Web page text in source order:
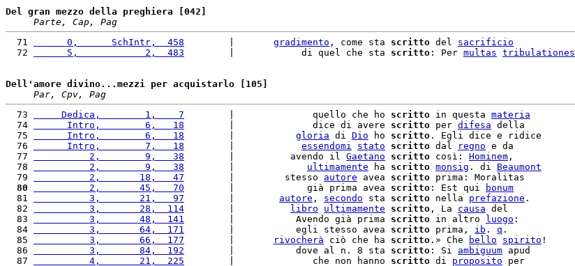
Del gran mezzo della preghiera [042]
Parte, Cap, Pag
  71
      0,      SchIntr,  458
gradimento , come sta scritto del sacrificio
  72
      5,            2,  483
        |            di quel che sta
scritto : Per multas tribulationes
Dell'amore divino...mezzi per acquistarlo [105]
Par, Cpv, Pag
  73
     Dedica,        1,    7
        |              quello che ho
scritto in questa materia
  74
      Intro,        6,   18
        |              dice di avere
scritto per difesa della
  75
      Intro,        6,   18
gloria di Dio ho scritto . Egli dice e ridice
  76
      Intro,        7,   18
essendomi stato scritto dal regno e da
  77
          2,        9,   38
        |          avendo il
Gaetano scritto così: Hominem ,
  78
          2,        9,   38
ultimamente ha scritto monsig . di Beaumont
  79
          2,       18,   47
        |         stesso
autore avea scritto
  80
          2,       45,   70
        |             già prima avea
scritto : Est qui
bonum
  81
          3,       21,   97
autore , secondo sta scritto nella prefazione .
  82
          3,       28,  114
libro ultimamente scritto , La causa del
  83
          3,       48,  141
        |           Avendo già prima
scritto in altro luogo :
  84
          3,       64,  171
        |           egli stesso avea
scritto prima, ib . q .
  85
          3,       66,  177
rivocherà ciò che ha scritto .» Che bello spirito !
  86
          3,       84,  192
        |           dove al n. 8 sta
scritto : Si ambiguum apud
  87
          4,       21,  225
        |              che non hanno
scritto di proposito per